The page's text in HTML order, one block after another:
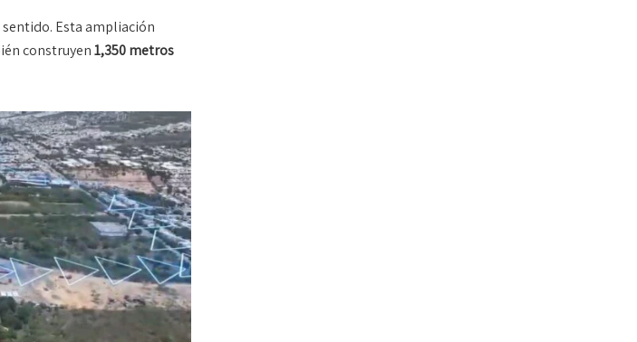
Esta ampliación
construyen1,350 metros